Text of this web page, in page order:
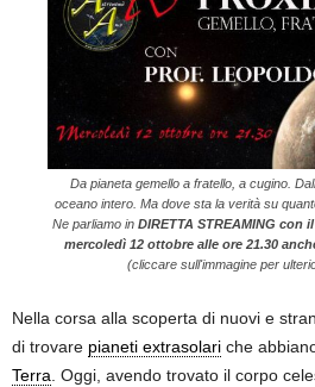
Da pianeta gemello a fratello, a cugino.
oceano intero. Ma dove sta la verità su
Ne parliamo inDIRETTA STREAMING con
mercoledì 12 ottobre alle ore 21.30
(cliccare sull'immagine per
Nella corsa alla scoperta di nuovi e
di trovare pianeti extrasolari che
Terra . Oggi, avendo trovato il corpo